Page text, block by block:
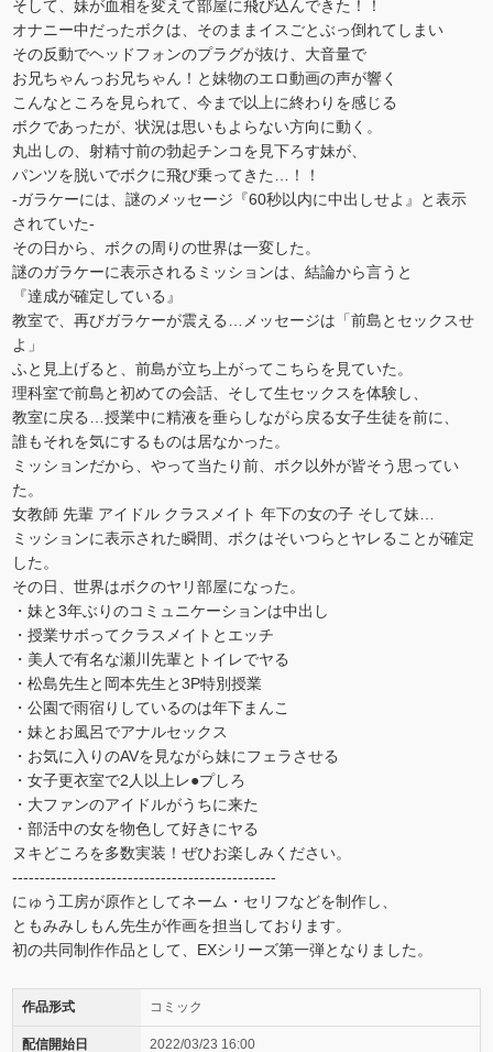
そして、妹が血相を変えて部屋に飛び込んできた！！
オナニー中だったボクは、そのままイスごとぶっ倒れてしまい
その反動でヘッドフォンのプラグが抜け、大音量で
お兄ちゃんっお兄ちゃん！と妹物のエロ動画の声が響く
こんなところを見られて、今まで以上に終わりを感じる
ボクであったが、状況は思いもよらない方向に動く。
丸出しの、射精寸前の勃起チンコを見下ろす妹が、
パンツを脱いでボクに飛び乗ってきた…！！
-ガラケーには、謎のメッセージ『60秒以内に中出しせよ』と表示
されていた-
その日から、ボクの周りの世界は一変した。
謎のガラケーに表示されるミッションは、結論から言うと
『達成が確定している』
教室で、再びガラケーが震える…メッセージは「前島とセックスせ
よ」
ふと見上げると、前島が立ち上がってこちらを見ていた。
理科室で前島と初めての会話、そして生セックスを体験し、
教室に戻る…授業中に精液を垂らしながら戻る女子生徒を前に、
誰もそれを気にするものは居なかった。
ミッションだから、やって当たり前、ボク以外が皆そう思ってい
た。
女教師 先輩 アイドル クラスメイト 年下の女の子 そして妹…
ミッションに表示された瞬間、ボクはそいつらとヤレることが確定
した。
その日、世界はボクのヤリ部屋になった。
・妹と3年ぶりのコミュニケーションは中出し
・授業サボってクラスメイトとエッチ
・美人で有名な瀬川先輩とトイレでヤる
・松島先生と岡本先生と3P特別授業
・公園で雨宿りしているのは年下まんこ
・妹とお風呂でアナルセックス
・お気に入りのAVを見ながら妹にフェラさせる
・女子更衣室で2人以上レ●プしろ
・大ファンのアイドルがうちに来た
・部活中の女を物色して好きにヤる
ヌキどころを多数実装！ぜひお楽しみください。
------------------------------------------------
にゅう工房が原作としてネーム・セリフなどを制作し、
ともみみしもん先生が作画を担当しております。
初の共同制作作品として、EXシリーズ第一弾となりました。
作品形式 コミック
配信開始日 2022/03/23 16:00